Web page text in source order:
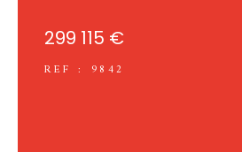
299 115 €
REF : 9842